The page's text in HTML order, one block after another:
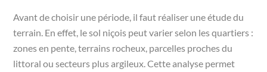
Avant de choisir une période, il faut réaliser une étude du
terrain. En effet, le sol niçois peut varier selon les quartiers :
zones en pente, terrains rocheux, parcelles proches du
littoral ou secteurs plus argileux. Cette analyse permet